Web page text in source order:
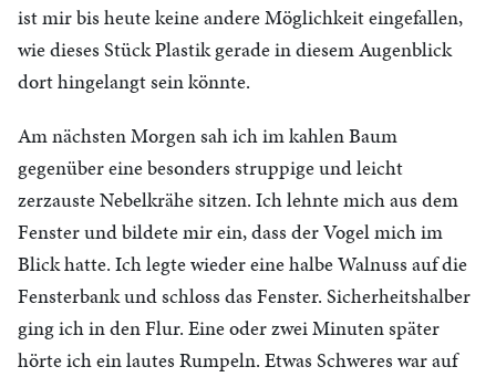
ist mir bis heute keine andere Möglichkeit eingefallen,
wie dieses Stück Plastik gerade in diesem Augenblick
dort hingelangt sein könnte.
Am nächsten Morgen sah ich im kahlen Baum
gegenüber eine besonders struppige und leicht
zerzauste Nebelkrähe sitzen. Ich lehnte mich aus dem
Fenster und bildete mir ein, dass der Vogel mich im
Blick hatte. Ich legte wieder eine halbe Walnuss auf die
Fensterbank und schloss das Fenster. Sicherheitshalber
ging ich in den Flur. Eine oder zwei Minuten später
hörte ich ein lautes Rumpeln. Etwas Schweres war auf